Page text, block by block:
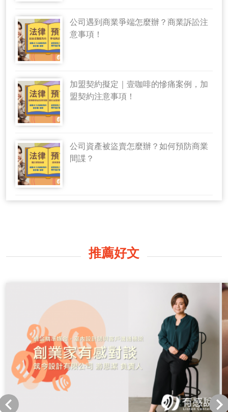
公司遇到商業爭端怎麼辦？商業訴訟注
意事項！
加盟契約擬定｜壹咖啡的慘痛案例，加
盟契約注意事項！
公司資產被盜賣怎麼辦？如何預防商業
間諜？
推薦好文